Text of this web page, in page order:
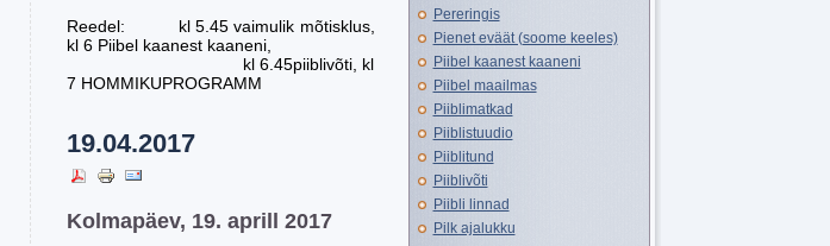
Reedel: kl 5.45 vaimulik mõtisklus,
kl 6 Piibel kaanest kaaneni,
kl 6.45piiblivõti, kl
7 HOMMIKUPROGRAMM
19.04.2017
Kolmapäev, 19. aprill 2017
Pereringis
Pienet eväät (soome keeles)
Piibel kaanest kaaneni
Piibel maailmas
Piiblimatkad
Piiblistuudio
Piiblitund
Piiblivõti
Piibli linnad
Pilk ajalukku